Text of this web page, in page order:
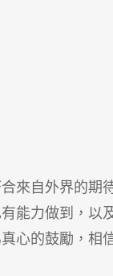
來自外界的期
能力做到，以
心的鼓勵，相